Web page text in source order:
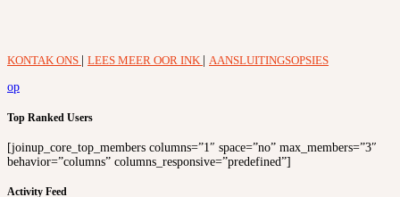
KONTAK ONS LEES MEER OOR INK
AANSLUITINGSOPSIES
op
Top Ranked Users
[joinup_core_top_members columns=”1″ space=”no” max_members=”3″
behavior=”columns” columns_responsive=”predefined”]
Activity Feed